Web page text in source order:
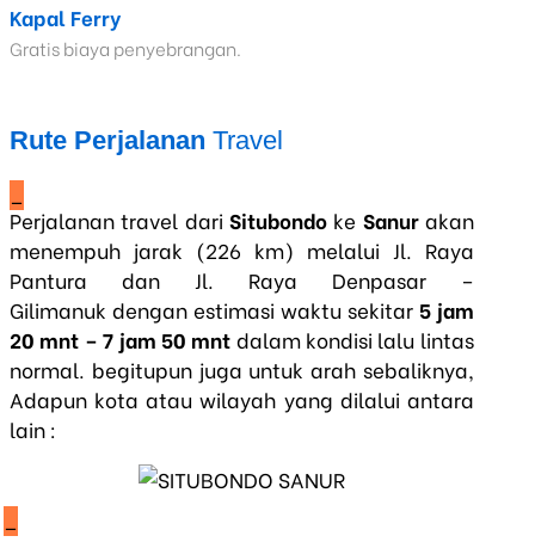
Kapal Ferry
Gratis biaya penyebrangan.
Rute Perjalanan Travel
_
Perjalanan travel dari Situbondo ke Sanurakan
menempuh jarak (226 km) melalui Jl. Raya
Pantura dan Jl. Raya Denpasar –
Gilimanuk dengan estimasi waktu sekitar 5 jam
20 mnt – 7 jam 50 mnt dalam kondisi lalu lintas
normal. begitupun juga untuk arah sebaliknya,
Adapun kota atau wilayah yang dilalui antara
lain :
_